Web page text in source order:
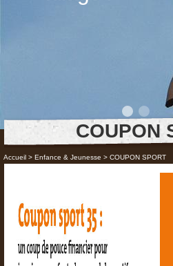
Accueil > Enfance & Jeunesse > COUPON SPORT
COUPON